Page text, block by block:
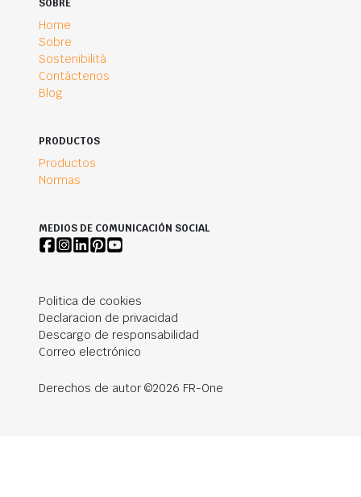
SOBRE
Home
Sobre
Sostenibilità
Contáctenos
Blog
PRODUCTOS
Productos
Normas
MEDIOS DE COMUNICACIÓN SOCIAL
Politica de cookies
Declaracion de privacidad
Descargo de responsabilidad
Correo electrónico
Derechos de autor ©2026 FR-One